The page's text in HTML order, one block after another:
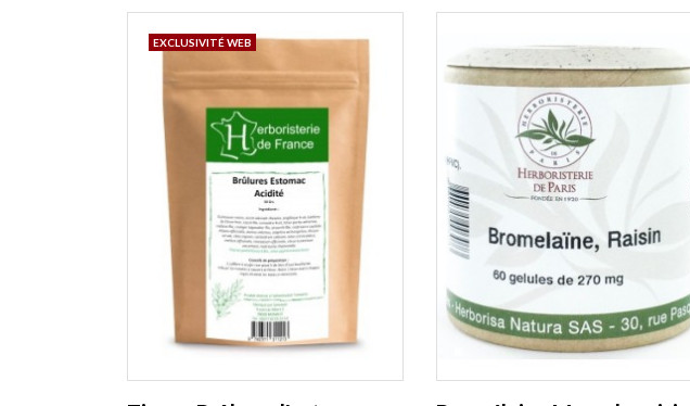
EXCLUSIVITÉ WEB